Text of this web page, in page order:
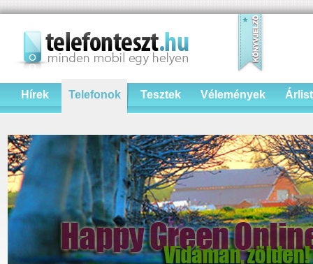
Hírek Telefonok Tesztek Vélemények